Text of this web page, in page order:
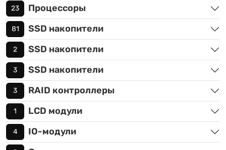
23 Процессоры
81 SSD накопители
2 SSD накопители
3 SSD накопители
3 RAID контроллеры
1 LCD модули
4 IO-модули